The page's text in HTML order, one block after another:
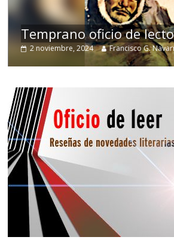
Temprano oficio de lector
2 noviembre, 2024 Francisco G. Navarro